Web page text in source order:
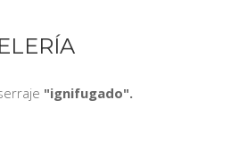
"ignifugado".